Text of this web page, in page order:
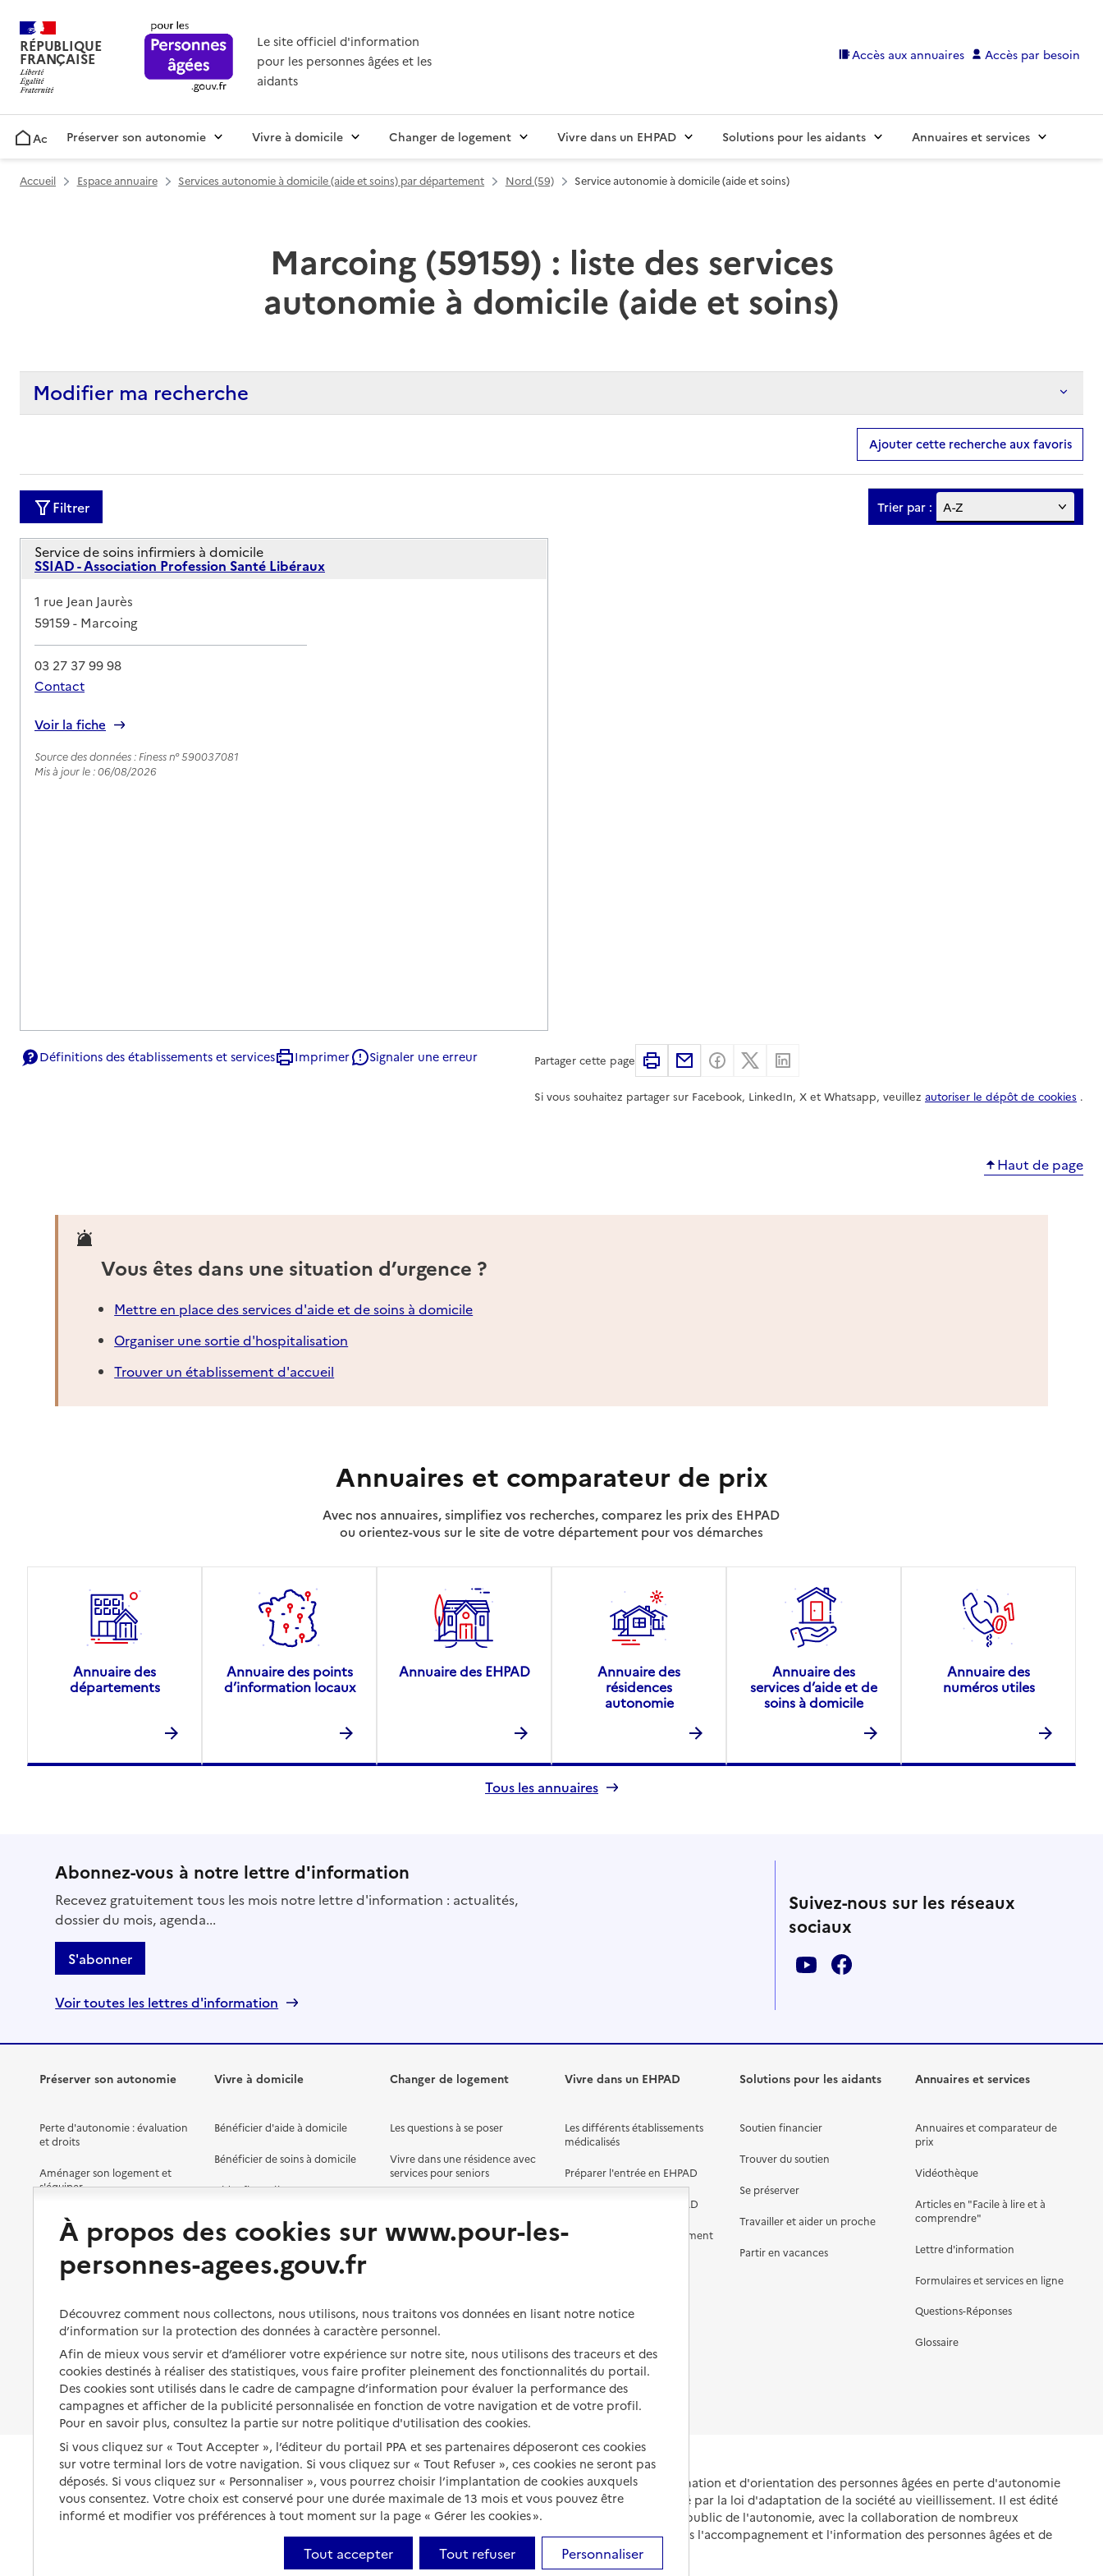
RÉPUBLIQUE
FRANÇAISE
Le site officiel d'information
pour les personnes âgées et les
aidants
Accès aux annuaires Accès par besoin
AccueilPréserver son autonomie Vivre à domicile Changer de logement Vivre dans un EHPAD Solutions pour les aidants Annuaires et services
Accueil Espace annuaire Services autonomie à domicile (aide et soins) par département Nord (59) Service autonomie à domicile (aide et soins)
Marcoing (59159) : liste des services
autonomie à domicile (aide et soins)
Modifier ma recherche
Ajouter cette recherche aux favoris
Filtrer Trier par :
Service de soins infirmiers à domicile
SSIAD - Association Profession Santé Libéraux
Adresse
1 rue Jean Jaurès
59159- Marcoing
03 27 37 99 98
Contact
Voir la fiche
Source des données : Finess n° 590037081
Mis à jour le : 06/08/2026
Définitions des établissements et services Imprimer Signaler une erreur Partager cette page ImprimerPartager par email
Partager sur Facebook
Partager sur X
Si vous souhaitez partager sur Facebook, LinkedIn, X et Whatsapp, veuillez autoriser le dépôt de cookies .
Haut de page
Vous êtes dans une situation d’urgence ?
Mettre en place des services d'aide et de soins à domicile
Organiser une sortie d'hospitalisation
Trouver un établissement d'accueil
Annuaires et comparateur de prix
Avec nos annuaires, simplifiez vos recherches, comparez les prix des EHPAD
ou orientez-vous sur le site de votre département pour vos démarches
Annuaire des
départements
Annuaire des points
d’information locaux
Annuaire des EHPAD
Annuaire des
résidences
autonomie
Annuaire des
services d’aide et de
soins à domicile
Annuaire des
numéros utiles
Tous les annuaires
Abonnez-vous à notre lettre d'information
Recevez gratuitement tous les mois notre lettre d'information : actualités,
dossier du mois, agenda...
S'abonner
Voir toutes les lettres d'information
Suivez-nous sur les réseaux
sociaux
Préserver son autonomie
Perte d'autonomie : évaluation
et droits
Aménager son logement et
s'équiper
Préserver son autonomie et sa
santé
Organiser à l'avance sa propre
protection
Les mesures de protection
Les obligations de la famille
À qui s’adresser ?
Les politiques du grand âge
Vivre à domicile
Bénéficier d'aide à domicile
Bénéficier de soins à domicile
Aides financières
Solutions d'accueil temporaire
Vivre à domicile avec une
Être hospitalisé
Fin de vie à domicile
Changer de logement
Les questions à se poser
Vivre dans une résidence avec
services pour seniors
Vivre en accueil familial
Vivre dans un EHPAD
Les différents établissements
médicalisés
Préparer l'entrée en EHPAD
Aides financières en EHPAD
Prévention, accompagnement
Fin de vie en EHPAD
Solutions pour les aidants
Soutien financier
Trouver du soutien
Se préserver
Travailler et aider un proche
Partir en vacances
Annuaires et services
Annuaires et comparateur de
prix
Vidéothèque
Articles en "Facile à lire et à
comprendre"
Lettre d'information
Formulaires et services en ligne
Questions-Réponses
Glossaire
Portail national d'information et d'orientation des personnes âgées en perte d'autonomie
et de leurs proches, créé par la loi d'adaptation de la société au vieillissement. Il est édité
et animé par le Service public de l'autonomie, avec la collaboration de nombreux
partenaires engagés dans l'accompagnement et l'information des personnes âgées et de
leurs aidants.
À propos des cookies sur www.pour-les-
personnes-agees.gouv.fr
Découvrez comment nous collectons, nous utilisons, nous traitons vos données en lisant notre notice
d’information sur la protection des données à caractère personnel.
Afin de mieux vous servir et d’améliorer votre expérience sur notre site, nous utilisons des traceurs et des
cookies destinés à réaliser des statistiques, vous faire profiter pleinement des fonctionnalités du portail.
Des cookies sont utilisés dans le cadre de campagne d’information pour évaluer la performance des
campagnes et afficher de la publicité personnalisée en fonction de votre navigation et de votre profil.
Pour en savoir plus, consultez la partie sur notre politique d'utilisation des cookies.
Si vous cliquez sur « Tout Accepter », l’éditeur du portail PPA et ses partenaires déposeront ces cookies
sur votre terminal lors de votre navigation. Si vous cliquez sur « Tout Refuser », ces cookies ne seront pas
déposés. Si vous cliquez sur « Personnaliser », vous pourrez choisir l’implantation de cookies auxquels
vous consentez. Votre choix est conservé pour une durée maximale de 13 mois et vous pouvez être
informé et modifier vos préférences à tout moment sur la page « Gérer les cookies ».
Tout accepter Tout refuser Personnaliser